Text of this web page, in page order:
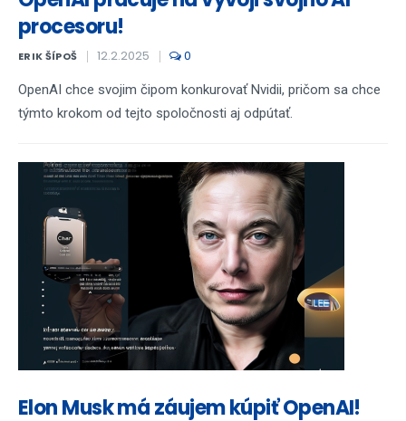
procesoru!
ERIK ŠÍPOŠ 12.2.2025 0
OpenAI chce svojim čipom konkurovať Nvidii, pričom sa chce
týmto krokom od tejto spoločnosti aj odpútať.
Elon Musk má záujem kúpiť OpenAI!